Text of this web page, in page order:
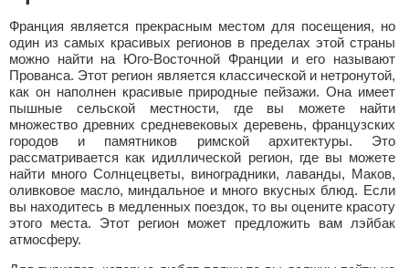
Франция является прекрасным местом для посещения, но
один из самых красивых регионов в пределах этой страны
можно найти на Юго-Восточной Франции и его называют
Прованса. Этот регион является классической и нетронутой,
как он наполнен красивые природные пейзажи. Она имеет
пышные сельской местности, где вы можете найти
множество древних средневековых деревень, французских
городов и памятников римской архитектуры. Это
рассматривается как идиллической регион, где вы можете
найти много Солнцецветы, виноградники, лаванды, Маков,
оливковое масло, миндальное и много вкусных блюд. Если
вы находитесь в медленных поездок, то вы оцените красоту
этого места. Этот регион может предложить вам лэйбак
атмосферу.